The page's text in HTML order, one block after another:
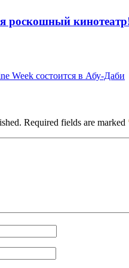
роскошный
Week состоится в Абу-Даби
Required fields are marked